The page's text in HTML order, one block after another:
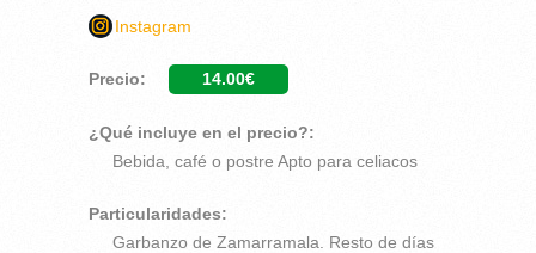
Instagram
Precio: 14.00€
¿Qué incluye en el precio?:
Bebida, café o postre Apto para celiacos
Particularidades:
Garbanzo de Zamarramala. Resto de días